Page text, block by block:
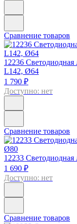
Сравнение товаров
12236 Светодиодная
L142, Ø64
1 790 ₽
Доступно: нет
Сравнение товаров
12233
1 690 ₽
Доступно: нет
Сравнение товаров